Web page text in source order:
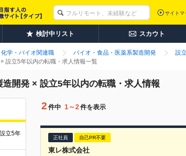
サイトマ
検討中リスト スカウト
化学・バイオ関連職 バイオ・食品・医薬系製造開発
設
設立5年以内の転職・求人情報一覧
開発 × 設立5年以内の転職・求人情報
立5年
2 件中 1～2件を表示
正社員 自己PR不要
東レ株式会社